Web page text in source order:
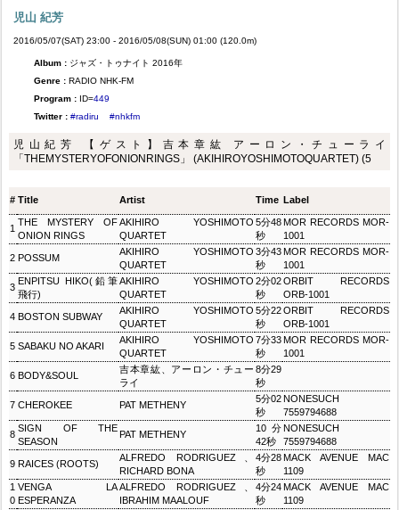
児山 紀芳
2016/05/07(SAT) 23:00 - 2016/05/08(SUN) 01:00 (120.0m)
Album : ジャズ・トゥナイト 2016年
Genre : RADIO NHK-FM
Program : ID=449
Twitter : #radiru #nhkfm
児山紀芳 【ゲスト】吉本章紘 アーロン・チューライ
「THEMYSTERYOFONIONRINGS」 (AKIHIROYOSHIMOTOQUARTET) (5
# Title Artist Time Label
1
THE MYSTERY OF
ONION RINGS
AKIHIRO YOSHIMOTO
QUARTET
5分48
秒
MOR RECORDS MOR-
1001
2 POSSUM
AKIHIRO YOSHIMOTO
QUARTET
3分43
秒
MOR RECORDS MOR-
1001
3
ENPITSU HIKO(鉛筆
飛行)
AKIHIRO YOSHIMOTO
QUARTET
2分02
秒
ORBIT RECORDS
ORB-1001
4 BOSTON SUBWAY
AKIHIRO YOSHIMOTO
QUARTET
5分22
秒
ORBIT RECORDS
ORB-1001
5 SABAKU NO AKARI
AKIHIRO YOSHIMOTO
QUARTET
7分33
秒
MOR RECORDS MOR-
1001
6 BODY&SOUL
吉本章紘、アーロン・チュー
ライ
8分29
秒
7 CHEROKEE PAT METHENY
5分02
秒
NONESUCH
7559794688
8
SIGN OF THE
SEASON
PAT METHENY
10分
42秒
NONESUCH
7559794688
9 RAICES (ROOTS)
ALFREDO RODRIGUEZ、
RICHARD BONA
4分28
秒
MACK AVENUE MAC
1109
1
0
VENGA LA
ESPERANZA
ALFREDO RODRIGUEZ、
IBRAHIM MAALOUF
4分24
秒
MACK AVENUE MAC
1109